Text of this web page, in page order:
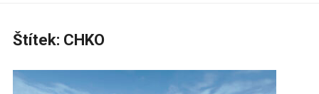
Štítek: CHKO